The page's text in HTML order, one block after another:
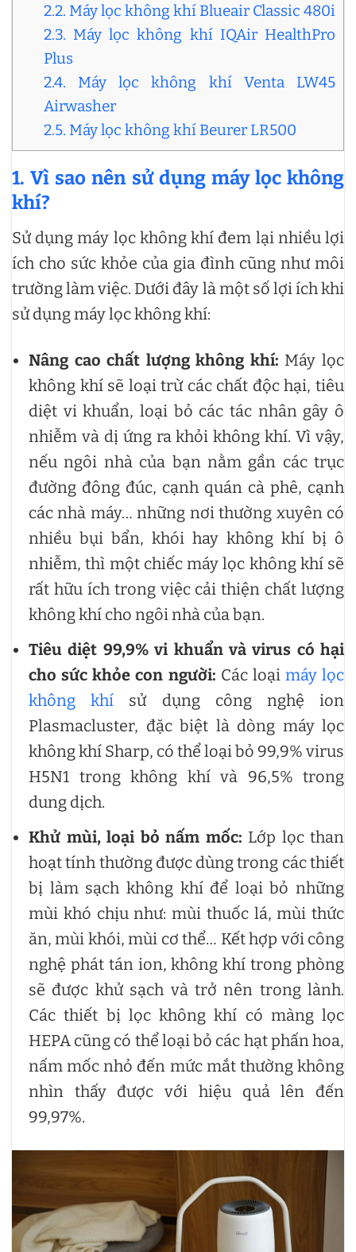
2.2. Máy lọc không khí Blueair Classic 480i
2.3. Máy lọc không khí IQAir HealthPro
Plus
2.4. Máy lọc không khí Venta LW45
Airwasher
2.5. Máy lọc không khí Beurer LR500
1. Vì sao nên sử dụng máy lọc không
khí?
Sử dụng máy lọc không khí đem lại nhiều lợi
ích cho sức khỏe của gia đình cũng như môi
trường làm việc. Dưới đây là một số lợi ích khi
sử dụng máy lọc không khí:
Nâng cao chất lượng không khí: Máy lọc
không khí sẽ loại trừ các chất độc hại, tiêu
diệt vi khuẩn, loại bỏ các tác nhân gây ô
nhiễm và dị ứng ra khỏi không khí. Vì vậy,
nếu ngôi nhà của bạn nằm gần các trục
đường đông đúc, cạnh quán cà phê, cạnh
các nhà máy… những nơi thường xuyên có
nhiều bụi bẩn, khói hay không khí bị ô
nhiễm, thì một chiếc máy lọc không khí sẽ
rất hữu ích trong việc cải thiện chất lượng
không khí cho ngôi nhà của bạn.
Tiêu diệt 99,9% vi khuẩn và virus có hại
cho sức khỏe con người: Các loại máy lọc
không khí sử dụng công nghệ ion
Plasmacluster, đặc biệt là dòng máy lọc
không khí Sharp, có thể loại bỏ 99,9% virus
H5N1 trong không khí và 96,5% trong
dung dịch.
Khử mùi, loại bỏ nấm mốc: Lớp lọc than
hoạt tính thường được dùng trong các thiết
bị làm sạch không khí để loại bỏ những
mùi khó chịu như: mùi thuốc lá, mùi thức
ăn, mùi khói, mùi cơ thể… Kết hợp với công
nghệ phát tán ion, không khí trong phòng
sẽ được khử sạch và trở nên trong lành.
Các thiết bị lọc không khí có màng lọc
HEPA cũng có thể loại bỏ các hạt phấn hoa,
nấm mốc nhỏ đến mức mắt thường không
nhìn thấy được với hiệu quả lên đến
99,97%.